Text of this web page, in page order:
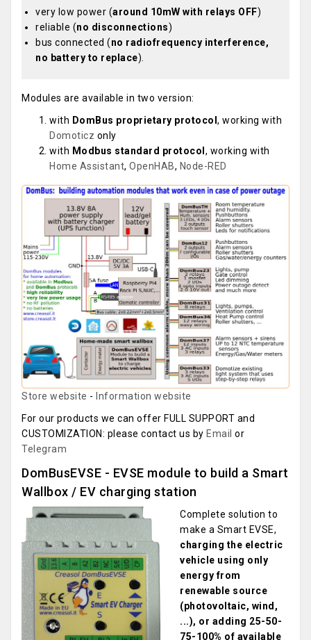
very low power (around 10mW with relays OFF)
reliable (no disconnections)
bus connected (no radiofrequency interference,
no battery to replace).
Modules are available in two version:
with DomBus proprietary protocol , working with
Domoticz only
with Modbus standard protocol , working with
Home Assistant, OpenHAB, Node-RED
Store website - Information website
For our products we can offer FULL SUPPORT and
CUSTOMIZATION: please contact us by Email or
Telegram
DomBusEVSE - EVSE module to build a Smart
Wallbox / EV charging station
Complete solution to
make a Smart EVSE,
charging the electric
vehicle using only
energy from
renewable source
(photovoltaic, wind,
...), or adding 25-50-
75-100% of available